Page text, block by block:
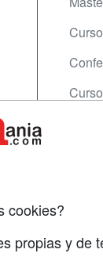
cookies?
propias y de